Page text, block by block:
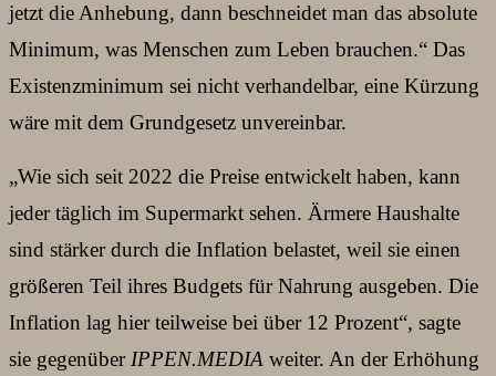
jetzt die Anhebung, dann beschneidet man das absolute
Minimum, was Menschen zum Leben brauchen.“ Das
Existenzminimum sei nicht verhandelbar, eine Kürzung
wäre mit dem Grundgesetz unvereinbar.
„Wie sich seit 2022 die Preise entwickelt haben, kann
jeder täglich im Supermarkt sehen. Ärmere Haushalte
sind stärker durch die Inflation belastet, weil sie einen
größeren Teil ihres Budgets für Nahrung ausgeben. Die
Inflation lag hier teilweise bei über 12 Prozent“, sagte
sie gegenüber IPPEN.MEDIA weiter. An der Erhöhung